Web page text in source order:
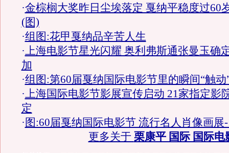
·金棕榈大奖昨日尘埃落定 戛纳平稳度过60
(图)
·组图:花甲戛纳品辛苦人生
·上海电影节星光闪耀 奥利弗斯通张曼玉确
加
·组图:第60届戛纳国际电影节里的瞬间“触动
·上海国际电影节影展宣传启动 21家指定影
定
· 图:60届戛纳国际电影节 流行名人肖像画展
更多关于 栗康平 国际 国际电